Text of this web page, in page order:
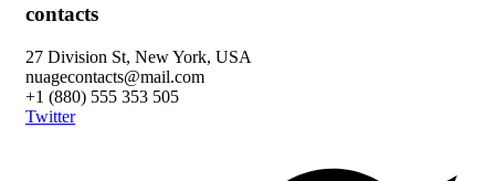
contacts
27 Division St, New York, USA
nuagecontacts@mail.com
+1 (880) 555 353 505
Twitter